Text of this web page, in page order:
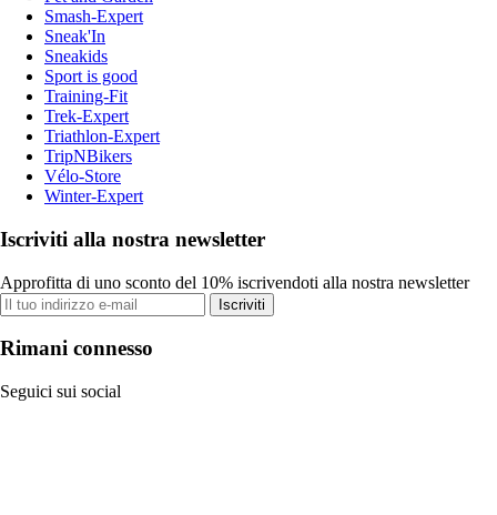
Smash-Expert
Sneak'In
Sneakids
Sport is good
Training-Fit
Trek-Expert
Triathlon-Expert
TripNBikers
Vélo-Store
Winter-Expert
Iscriviti alla nostra newsletter
Approfitta di uno sconto del 10% iscrivendoti alla nostra newsletter
Iscriviti
Rimani connesso
Seguici sui social